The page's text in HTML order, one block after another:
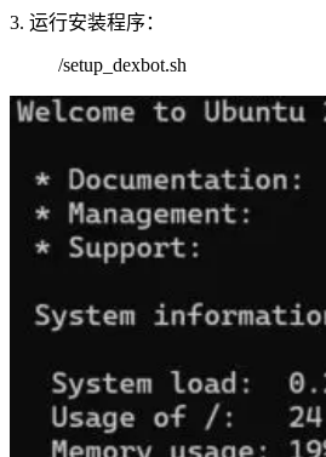
3. 运行安装程序：
/setup_dexbot.sh